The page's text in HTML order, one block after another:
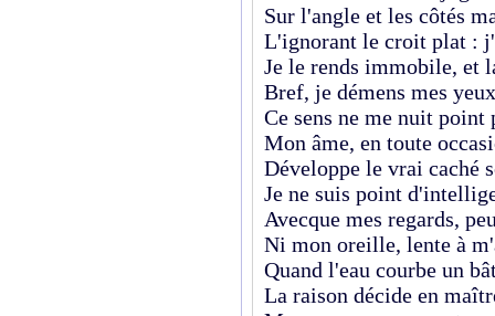
Sur l'angle et les côtés
L'ignorant le croit plat :
Je le rends immobile, et
Bref, je démens mes
Ce sens ne me nuit
Mon âme, en toute
Développe le vrai caché
Je ne suis point
Avecque mes regards,
Ni mon oreille, lente à
Quand l'eau courbe un
La raison décide en